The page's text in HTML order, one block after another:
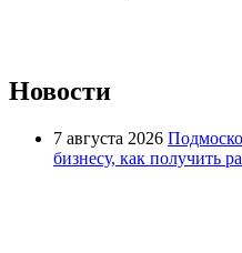
Новости
7 августа 2026
бизнесу, как получить